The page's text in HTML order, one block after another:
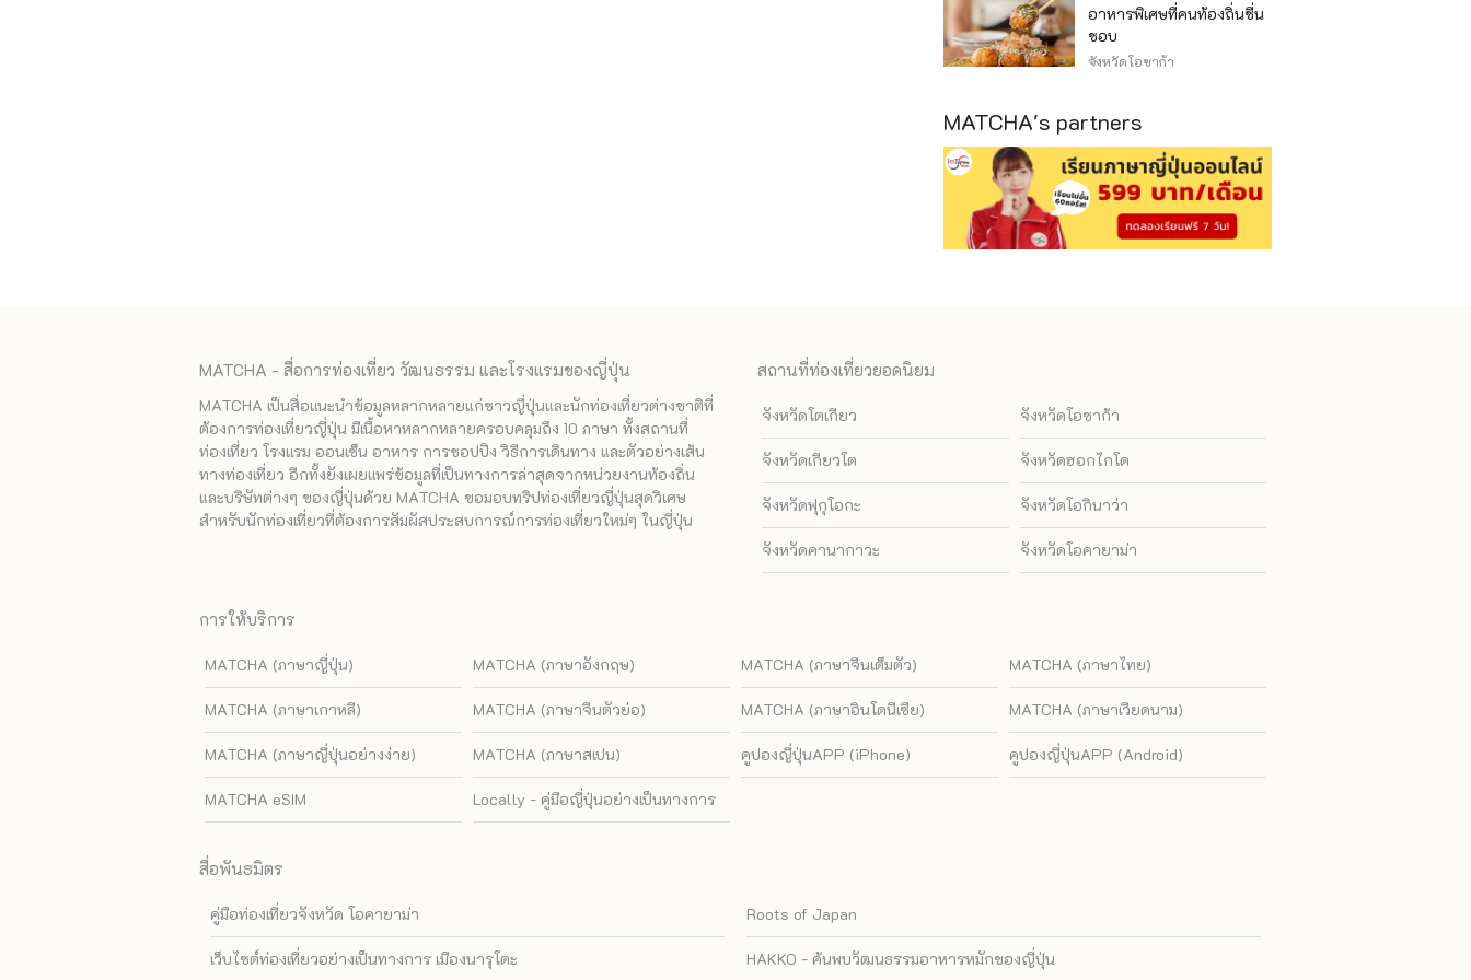
อาหารพิเศษที่คนท้องถิ่นชื่น
ชอบ
จังหวัดโอซาก้า
MATCHA's partners
MATCHA - สื่อการท่องเที่ยว วัฒนธรรม และโรงแรมของญี่ปุ่น
MATCHA เป็นสื่อแนะนำข้อมูลหลากหลายแก่ชาวญี่ปุ่นและนักท่องเที่ยวต่างชาติที่
ต้องการท่องเที่ยวญี่ปุ่น มีเนื้อหาหลากหลายครอบคลุมถึง 10 ภาษา ทั้งสถานที่
ท่องเที่ยว โรงแรม ออนเซ็น อาหาร การชอปปิง วิธีการเดินทาง และตัวอย่างเส้น
ทางท่องเที่ยว อีกทั้งยังเผยแพร่ข้อมูลที่เป็นทางการล่าสุดจากหน่วยงานท้องถิ่น
และบริษัทต่างๆ ของญี่ปุ่นด้วย MATCHA ขอมอบทริปท่องเที่ยวญี่ปุ่นสุดวิเศษ
สำหรับนักท่องเที่ยวที่ต้องการสัมผัสประสบการณ์การท่องเที่ยวใหม่ๆ ในญี่ปุ่น
สถานที่ท่องเที่ยวยอดนิยม
จังหวัดโตเกียว จังหวัดโอซาก้า
จังหวัดเกียวโต จังหวัดฮอกไกโด
จังหวัดฟุกุโอกะ จังหวัดโอกินาว่า
จังหวัดคานากาวะ จังหวัดโอคายาม่า
การให้บริการ
MATCHA (ภาษาญี่ปุ่น) MATCHA (ภาษาอังกฤษ) MATCHA (ภาษาจีนเต็มตัว) MATCHA (ภาษาไทย)
MATCHA (ภาษาเกาหลี) MATCHA (ภาษาจีนตัวย่อ) MATCHA (ภาษาอินโดนีเซีย) MATCHA (ภาษาเวียดนาม)
MATCHA (ภาษาญี่ปุ่นอย่างง่าย) MATCHA (ภาษาสเปน) คูปองญี่ปุ่นAPP (iPhone) คูปองญี่ปุ่นAPP (Android)
MATCHA eSIM Locally - คู่มือญี่ปุ่นอย่างเป็นทางการ
สื่อพันธมิตร
คู่มือท่องเที่ยวจังหวัด โอคายาม่า Roots of Japan
เว็บไซต์ท่องเที่ยวอย่างเป็นทางการ เมืองนารุโตะ HAKKO - ค้นพบวัฒนธรรมอาหารหมักของญี่ปุ่น